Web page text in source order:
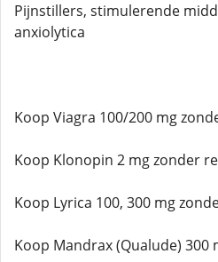
Pijnstillers, stimulerende
anxiolytica
Koop Viagra 100/200 mg
Koop Klonopin 2 mg zonder
Koop Lyrica 100, 300 mg
Koop Mandrax (Qualude) 300